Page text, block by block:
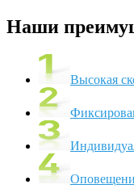
Наши
Высокая